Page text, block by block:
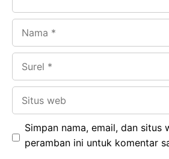
Simpan nama, email, dan situs
peramban ini untuk komentar